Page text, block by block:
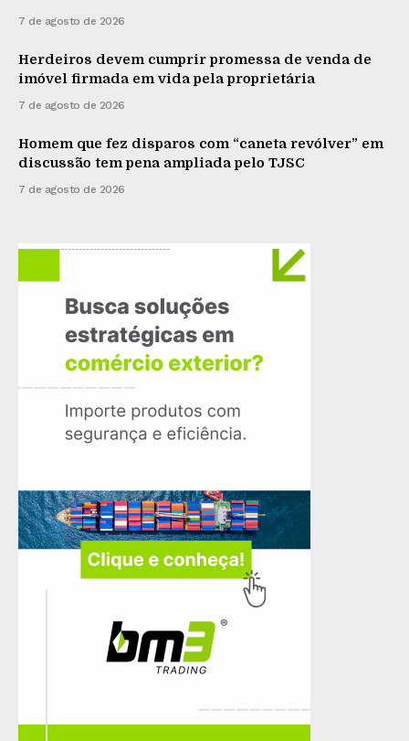
7 de agosto de 2026
Herdeiros devem cumprir promessa de venda de
imóvel firmada em vida pela proprietária
7 de agosto de 2026
Homem que fez disparos com “caneta revólver” em
discussão tem pena ampliada pelo TJSC
7 de agosto de 2026